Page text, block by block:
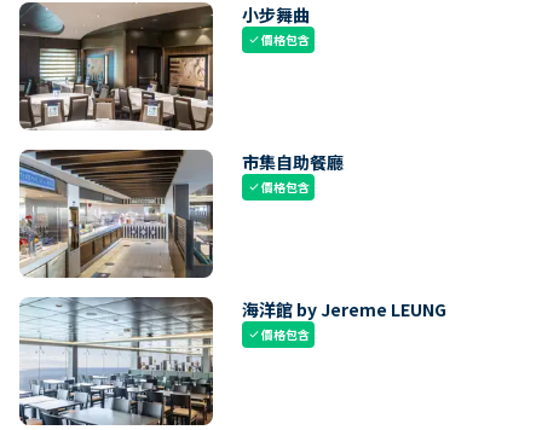
小步舞曲
check價格包含
市集自助餐廳
check價格包含
海洋館 by Jereme LEUNG
check價格包含